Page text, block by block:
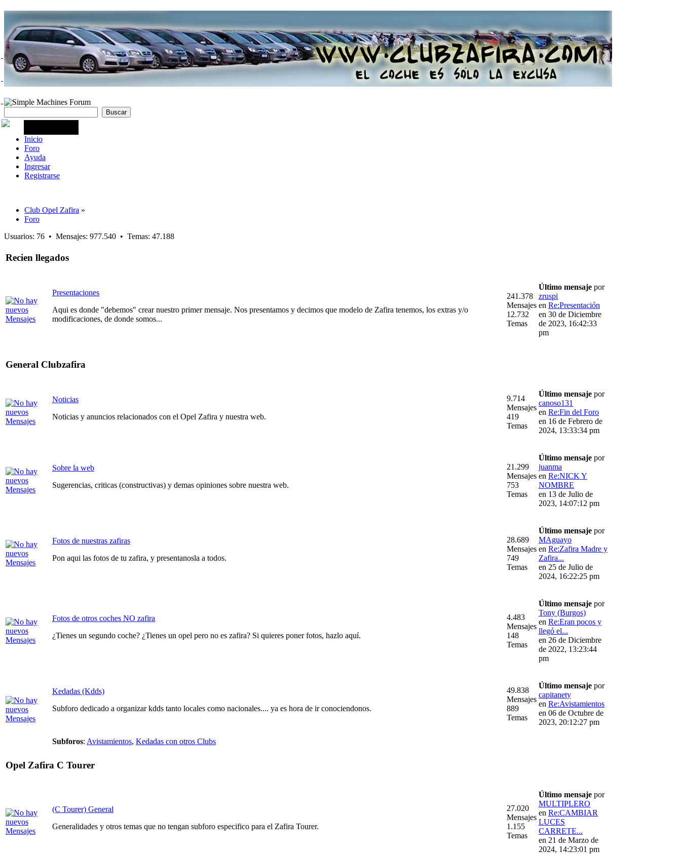
Inicio
Foro
Ayuda
Ingresar
Registrarse
Club Opel Zafira »
Foro
Usuarios: 76 • Mensajes: 977.540 • Temas: 47.188
Recien llegados
Presentaciones
Aqui es donde "debemos" crear nuestro primer mensaje. Nos presentamos y decimos que modelo de Zafira tenemos, los extras y/o
modificaciones, de donde somos...
241.378
Mensajes
12.732
Temas
Último mensaje por
zruspi
en Re:Presentación
en 30 de Diciembre
de 2023, 16:42:33
pm
General Clubzafira
Noticias
Noticias y anuncios relacionados con el Opel Zafira y nuestra web.
9.714
Mensajes
419
Temas
Último mensaje por
canoso131
en Re:Fin del Foro
en 16 de Febrero de
2024, 13:33:34 pm
Sobre la web
Sugerencias, criticas (constructivas) y demas opiniones sobre nuestra web.
21.299
Mensajes
753
Temas
Último mensaje por
juanma
en Re:NICK Y
NOMBRE
en 13 de Julio de
2023, 14:07:12 pm
Fotos de nuestras zafiras
Pon aqui las fotos de tu zafira, y presentanosla a todos.
28.689
Mensajes
749
Temas
Último mensaje por
MAguayo
en Re:Zafira Madre y
Zafira...
en 25 de Julio de
2024, 16:22:25 pm
Fotos de otros coches NO zafira
¿Tienes un segundo coche? ¿Tienes un opel pero no es zafira? Si quieres poner fotos, hazlo aquí.
4.483
Mensajes
148
Temas
Último mensaje por
Tony (Burgos)
en Re:Eran pocos y
llegó el...
en 26 de Diciembre
de 2022, 13:23:44
pm
Kedadas (Kdds)
Subforo dedicado a organizar kdds tanto locales como nacionales.... ya es hora de ir conociendonos.
49.838
Mensajes
889
Temas
Último mensaje por
capitanety
en Re:Avistamientos
en 06 de Octubre de
2023, 20:12:27 pm
Subforos: Avistamientos, Kedadas con otros Clubs
Opel Zafira C Tourer
(C Tourer) General
Generalidades y otros temas que no tengan subforo especifico para el Zafira Tourer.
27.020
Mensajes
1.155
Temas
Último mensaje por
MULTIPLERO
en Re:CAMBIAR
LUCES
CARRETE...
en 21 de Marzo de
2024, 14:23:01 pm